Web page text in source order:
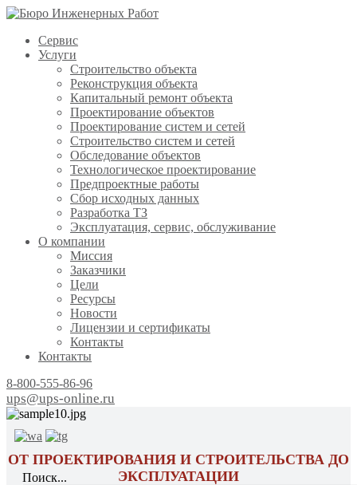
Сервис
Услуги
Строительство объекта
Реконструкция объекта
Капитальный ремонт объекта
Проектирование объектов
Проектирование систем и сетей
Строительство систем и сетей
Обследование объектов
Технологическое проектирование
Предпроектные работы
Сбор исходных данных
Разработка ТЗ
Эксплуатация, сервис, обслуживание
О компании
Миссия
Заказчики
Цели
Ресурсы
Новости
Лицензии и сертификаты
Контакты
Контакты
8-800-555-86-96
ups@ups-online.ru
ОТ ПРОЕКТИРОВАНИЯ И СТРОИТЕЛЬСТВА ДО
ЭКСПЛУАТАЦИИ
Поиск...